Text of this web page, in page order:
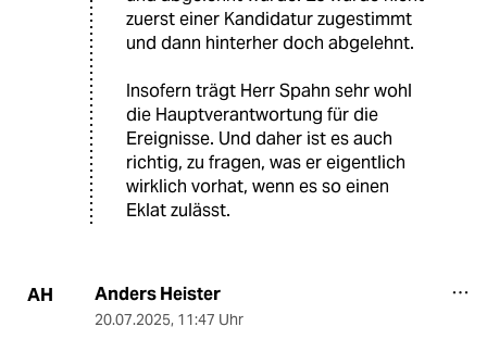
zuerst einer Kandidatur zugestimmt
und dann hinterher doch abgelehnt.
Insofern trägt Herr Spahn sehr wohl
die Hauptverantwortung für die
Ereignisse. Und daher ist es auch
richtig, zu fragen, was er eigentlich
wirklich vorhat, wenn es so einen
Eklat zulässt.
AH Anders Heister
20.07.2025, 11:47 Uhr